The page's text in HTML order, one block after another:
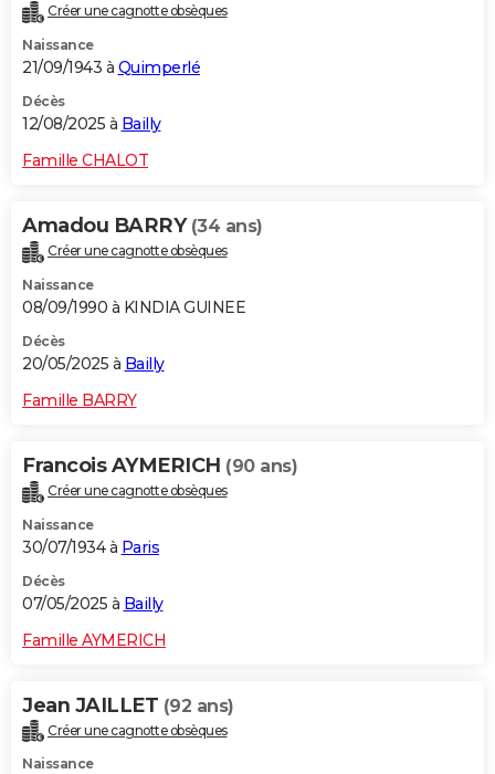
Carte de Noël
Carte Bonne année
Carte Saint-Valentin
Carte Pâques
Carte d'anniversaire
DICTIONNAIRE
Dictionnaire
Biographies
Citations
Expressions
Proverbes
PROGRAMME TV
COPAINS D'AVANT
S'inscrire
Se connecter
Lycées
Collèges
Primaires
Universités
Entreprises
Service militaire
Avis de recherche
AVIS DE DÉCÈS
Bricolage
Lifestyle
Culture
Sport
Auto
Television
Voyage
Cinema
Créer une cagnotte obsèques
Naissance
21/09/1943 à Quimperlé
Décès
12/08/2025 à Bailly
Famille CHALOT
Amadou BARRY (34 ans)
Créer une cagnotte obsèques
Naissance
08/09/1990 à KINDIA GUINEE
Décès
20/05/2025 à Bailly
Famille BARRY
Francois AYMERICH (90 ans)
Créer une cagnotte obsèques
Naissance
30/07/1934 à Paris
Décès
07/05/2025 à Bailly
Famille AYMERICH
Jean JAILLET (92 ans)
Créer une cagnotte obsèques
Naissance